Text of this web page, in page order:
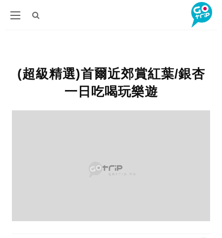
(超級精選)首爾近郊賞紅葉/銀杏
一日吃喝玩樂遊